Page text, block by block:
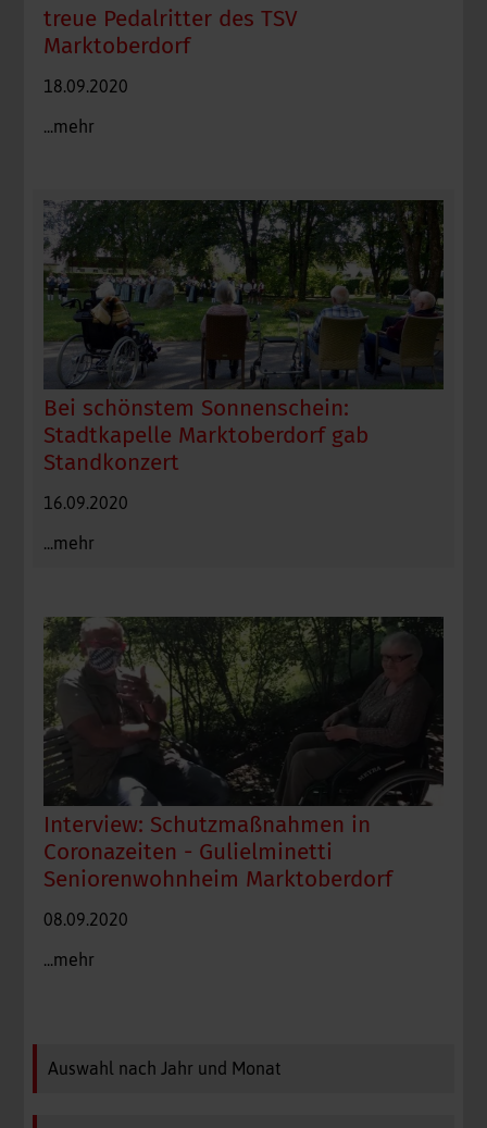
treue Pedalritter des TSV
Marktoberdorf
18.09.2020
...mehr
Bei schönstem Sonnenschein:
Stadtkapelle Marktoberdorf gab
Standkonzert
16.09.2020
...mehr
Interview: Schutzmaßnahmen in
Coronazeiten - Gulielminetti
Seniorenwohnheim Marktoberdorf
08.09.2020
...mehr
Auswahl nach Jahr und Monat